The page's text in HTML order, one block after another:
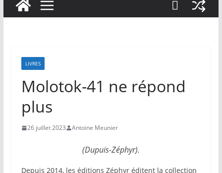
LIVRES
Molotok-41 ne répond
plus
26 juillet 2023 Antoine Meunier
(Dupuis-Zéphyr).
Depuis 2014, les éditions Zéphyr éditent la collection